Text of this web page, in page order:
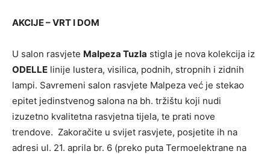
AKCIJE – VRT I DOM
U salon rasvjete Malpeza Tuzla stigla je nova kolekcija iz
ODELLE linije lustera, visilica, podnih, stropnih i zidnih
lampi. Savremeni salon rasvjete Malpeza već je stekao
epitet jedinstvenog salona na bh. tržištu koji nudi
izuzetno kvalitetna rasvjetna tijela, te prati nove
trendove. Zakoračite u svijet rasvjete, posjetite ih na
adresi ul. 21. aprila br. 6 (preko puta Termoelektrane na